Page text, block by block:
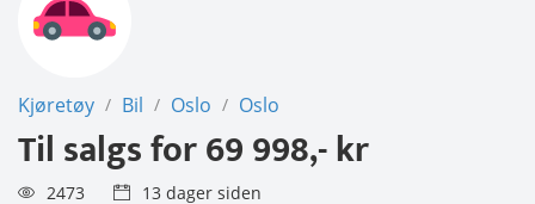
Kjøretøy / Bil / Oslo / Oslo
Til salgs for69 998,- kr
2473 13 dager siden